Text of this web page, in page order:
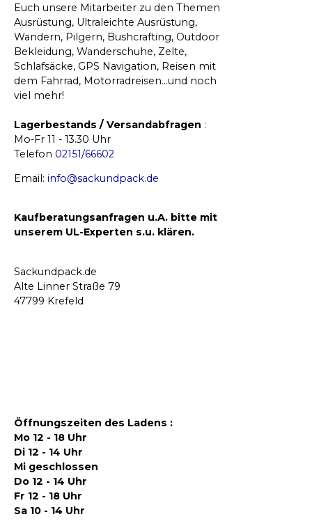
Euch unsere Mitarbeiter zu den Themen
Ausrüstung, Ultraleichte Ausrüstung,
Wandern, Pilgern, Bushcrafting, Outdoor
Bekleidung, Wanderschuhe, Zelte,
Schlafsäcke, GPS Navigation, Reisen mit
dem Fahrrad, Motorradreisen…und noch
viel mehr!
Lagerbestands / Versandabfragen :
Mo-Fr 11 - 13.30 Uhr
Telefon 02151/66602
Email: info@sackundpack.de
Kaufberatungsanfragen u.A. bitte mit
unserem UL-Experten s.u. klären.
Sackundpack.de
Alte Linner Straße 79
47799 Krefeld
Öffnungszeiten des Ladens :
Mo 12 - 18 Uhr
Di 12 - 14 Uhr
Mi geschlossen
Do 12 - 14 Uhr
Fr 12 - 18 Uhr
Sa 10 - 14 Uhr